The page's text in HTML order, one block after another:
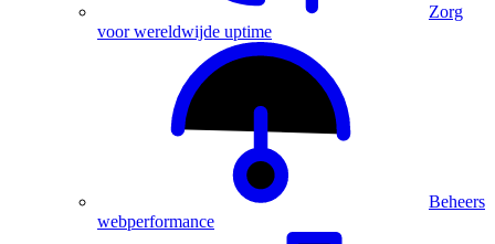
Zorg
voor wereldwijde uptime
Beheers
webperformance